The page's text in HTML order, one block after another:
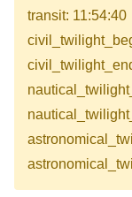
transit: 11:54:40